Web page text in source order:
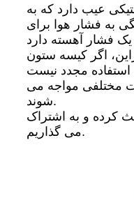
عیب دارد که به
به فشار هوا برای
اگر کیسه ستون
مختلفی مواجه می
شوند.
کرده و به اشتراک
می گذاریم.